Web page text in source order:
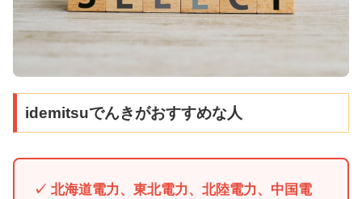
idemitsuでんきがおすすめな人
✓ 北海道電力、東北電力、北陸電力、中国電